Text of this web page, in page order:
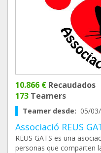
10.866 € Recaudados
173 Teamers
Teamer desde: 05/
Associació REUS
REUS GATS es una
personas que comparten